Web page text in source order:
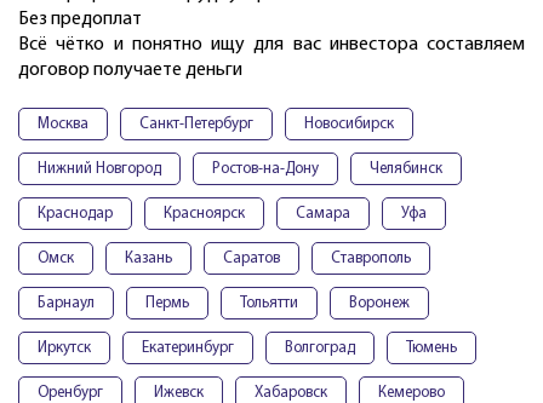
Без предоплат
Всё чётко и понятно ищу для вас инвестора составляем
договор получаете деньги
Москва Санкт-Петербург Новосибирск
Нижний Новгород Ростов-на-Дону Челябинск
Краснодар Красноярск Самара Уфа
Омск Казань Саратов Ставрополь
Барнаул Пермь Тольятти Воронеж
Иркутск Екатеринбург Волгоград Тюмень
Оренбург Ижевск Хабаровск Кемерово